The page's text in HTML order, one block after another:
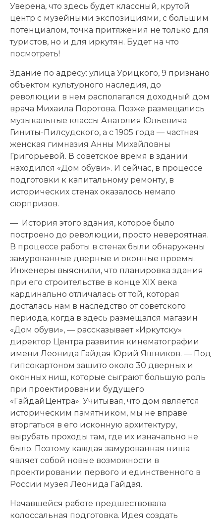
Уверена, что здесь будет классный, крутой
центр с музейными экспозициями, с большим
потенциалом, точка притяжения не только для
туристов, но и для иркутян. Будет на что
посмотреть!
Здание по адресу: улица Урицкого, 9 признано
объектом культурного наследия, до
революции в нем располагался доходный дом
врача Михаила Поротова. Позже размещались
музыкальные классы Анатолия Юльевича
Гиниты-Пилсудского, а с 1905 года — частная
женская гимназия Анны Михайловны
Григорьевой. В советское время в здании
находился «Дом обуви». И сейчас, в процессе
подготовки к капитальному ремонту, в
исторических стенах оказалось немало
сюрпризов.
— История этого здания, которое было
построено до революции, просто невероятная.
В процессе работы в стенах были обнаружены
замурованные дверные и оконные проемы.
Инженеры выяснили, что планировка здания
при его строительстве в конце XIX века
кардинально отличалась от той, которая
досталась нам в наследство от советского
периода, когда в здесь размещался магазин
«Дом обуви», — рассказывает «Иркутску»
директор Центра развития кинематографии
имени Леонида Гайдая Юрий Яшников. — Под
гипсокартоном зашито около 30 дверных и
оконных ниш, которые сыграют большую роль
при проектировании будущего
«ГайдайЦентра». Учитывая, что дом является
историческим памятником, мы не вправе
вторгаться в его исконную архитектуру,
вырубать проходы там, где их изначально не
было. Поэтому каждая замурованная ниша
являет собой новые возможности в
проектировании первого и единственного в
России музея Леонида Гайдая.
Начавшейся работе предшествовала
колоссальная подготовка. Идея создать